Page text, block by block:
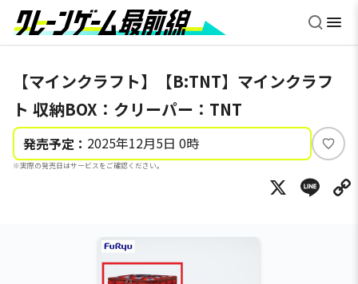
【マインクラフト】【B:TNT】マインクラフ
ト 収納BOX：クリーパー：TNT
発売予定： 2025年12月5日 0時
※実際の発売日はサービスをご確認ください。
い
ね
X